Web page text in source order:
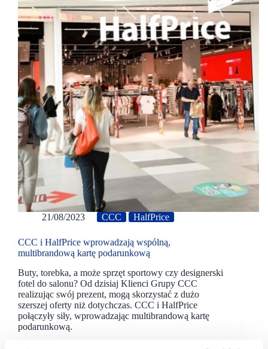
21/08/2023 CCC HalfPrice
CCC i HalfPrice wprowadzają wspólną,
multibrandową kartę podarunkową
Buty, torebka, a może sprzęt sportowy czy designerski
fotel do salonu? Od dzisiaj Klienci Grupy CCC
realizując swój prezent, mogą skorzystać z dużo
szerszej oferty niż dotychczas. CCC i HalfPrice
połączyły siły, wprowadzając multibrandową kartę
podarunkową.